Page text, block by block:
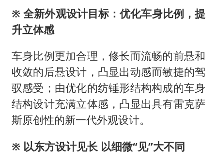
※ 全新外观设计目标：优化车身比例，提
升立体感
车身比例更加合理，修长而流畅的前悬和
收敛的后悬设计，凸显出动感而敏捷的驾
驭感受；由优化的纺锤形结构构成的车身
结构设计充满⽴体感，凸显出具有雷克萨
斯原创性的新一代外观设计。
※ 以东方设计见长 以细微“见”大不同